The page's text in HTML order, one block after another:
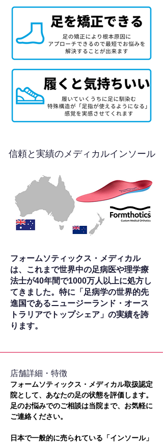
信頼と実績のメディカルインソール
フォームソティックス・メディカル
は、これまで世界中の足病医や理学療
法士が40年間で1000万人以上に処方し
てきました。特に「足病学の世界的先
進国であるニュージーランド・オース
トラリアでトップシェア」の実績を誇
ります。
​店舗詳細・特徴
フォームソティックス・メディカル取扱認定
院として、あなたの足の状態を評価します。
足のお悩みでのご相談は当院まで、お気軽に
ご連絡ください。
日本で一般的に売られている「インソール」